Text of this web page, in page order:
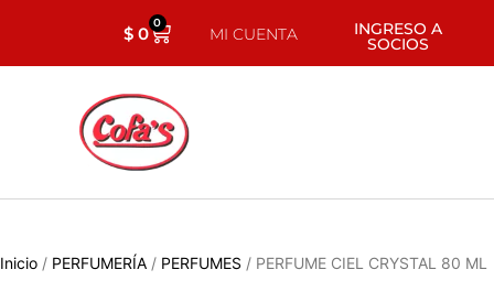
$0 0
MI CUENTA INGRESO A
SOCIOS
Inicio / PERFUMERÍA / PERFUMES / PERFUME CIEL CRYSTAL 80 ML